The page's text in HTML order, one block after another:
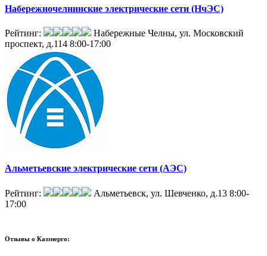
Набережночелнинские электрические сети (НчЭС)
Рейтинг:
Набережные Челны, ул. Московский
проспект, д.114 8:00-17:00
Альметьевские электрические сети (АЭС)
Рейтинг: Альметьевск, ул. Шевченко, д.13 8:00-
17:00
Отзывы о Казэнерго: